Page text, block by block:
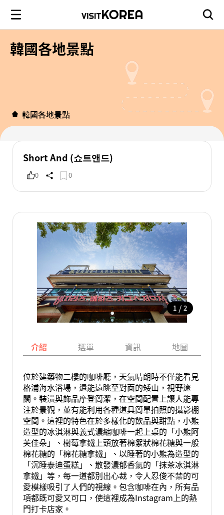
韓國各地景點
韓國各地景點
Short And (쇼트앤드)
0 0
1 / 2
介紹 選單 資訊 地圖
位於建築物二樓的咖啡廳，天氣晴朗時不僅能看見
格浦海水浴場，還能遠眺至對面的矮山，視野遼
闊。裝潢與飾品摩登簡潔，在空間配置上讓人能專
注於景觀，並有能利用各種道具簡單拍照的攝影棚
空間。這裡的特色在於多樣化的飲品與甜點，小熊
造型的冰淇淋與義式濃縮咖啡一起上桌的「小熊阿
芙佳朵」、樹莓拿鐵上頭放著棉絮狀棉花糖與一般
棉花糖的「棉花糖拿鐵」、以睡著的小熊為造型的
「沉睡泰迪蛋糕」、散發濃郁香氣的「抹茶冰淇淋
拿鐵」等，每一道都別出心裁，令人忍俊不禁的可
愛模樣吸引了人們的視線。包含咖啡在內，所有品
項都既可愛又可口，使這裡成為Instagram上的熱
門打卡店家。